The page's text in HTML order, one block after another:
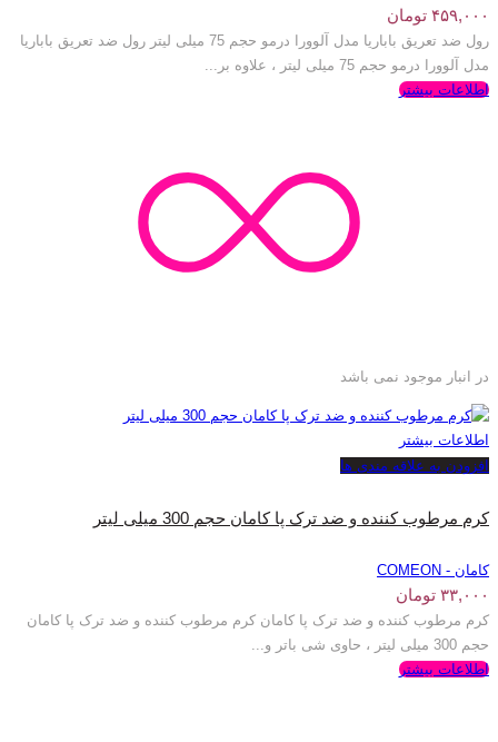
۴۵۹,۰۰۰ تومان
رول ضد تعریق باباریا مدل آلوورا درمو حجم 75 میلی لیتر رول ضد تعریق باباریا
مدل آلوورا درمو حجم 75 میلی لیتر ، علاوه بر...
اطلاعات بیشتر
در انبار موجود نمی باشد
اطلاعات بیشتر
افزودن به علاقه مندی ها
کرم مرطوب کننده و ضد ترک پا کامان حجم 300 میلی لیتر
کامان - COMEON
۳۳,۰۰۰ تومان
کرم مرطوب کننده و ضد ترک پا کامان کرم مرطوب کننده و ضد ترک پا کامان
حجم 300 میلی لیتر ، حاوی شی باتر و...
اطلاعات بیشتر